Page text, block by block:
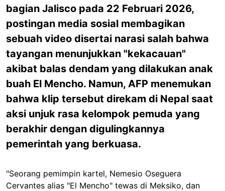
bagian Jalisco pada 22 Februari 2026,
postingan media sosial membagikan
sebuah video disertai narasi salah bahwa
tayangan menunjukkan "kekacauan"
akibat balas dendam yang dilakukan anak
buah El Mencho. Namun, AFP menemukan
bahwa klip tersebut direkam di Nepal saat
aksi unjuk rasa kelompok pemuda yang
berakhir dengan digulingkannya
pemerintah yang berkuasa.
"Seorang pemimpin kartel, Nemesio Oseguera
Cervantes alias "El Mencho" tewas di Meksiko, dan